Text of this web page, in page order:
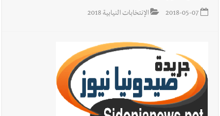
2018-05-07 الإنتخابات النيابية 2018